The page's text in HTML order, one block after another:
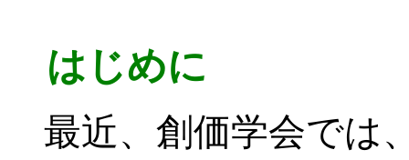
はじめに
最近、創価学会では